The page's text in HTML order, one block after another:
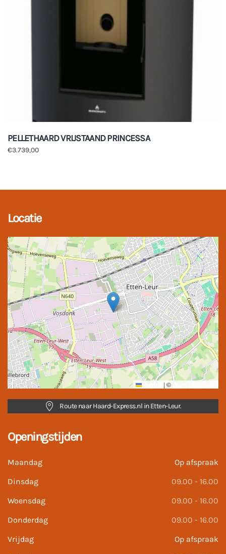
PELLETHAARD VRIJSTAAND PRINCESSA
€3.739,00
Locatie
| ©
Route naar Haard-Express.nl in Etten-Leur.
Openingstijden
Maandag
Op afspraak
Dinsdag
09.00 - 16.00
Woensdag
09.00 - 16.00
Donderdag
09.00 - 16.00
Vrijdag
Op afspraak